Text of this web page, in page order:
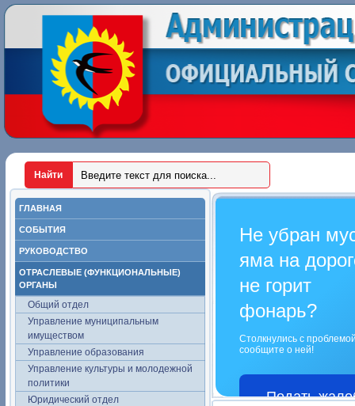
ГЛАВНАЯ
СОБЫТИЯ
РУКОВОДСТВО
ОТРАСЛЕВЫЕ (ФУНКЦИОНАЛЬНЫЕ)
ОРГАНЫ
Общий отдел
Управление муниципальным
имуществом
Управление образования
Управление культуры и молодежной
политики
Юридический отдел
Не убран
яма на
не горит
фонарь?
Столкнулись с
сообщите о ней!
Подать